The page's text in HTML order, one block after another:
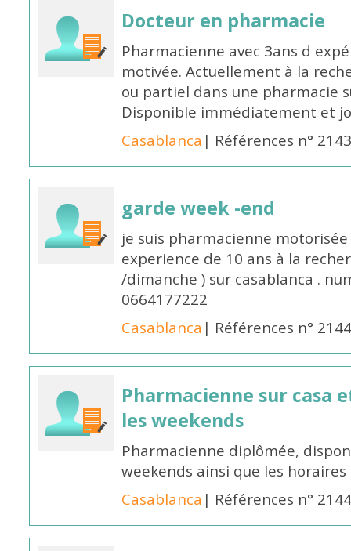
Docteur en pharmacie
Pharmacienne avec 3ans d
motivée. Actuellement à la
ou partiel dans une pharmacie
Disponible immédiatement et
Casablanca | Références n°
garde week -end
je suis pharmacienne
experience de 10 ans à la
/dimanche ) sur casablanca .
0664177222
Casablanca | Références n°
Pharmacienne sur casa
les weekends
Pharmacienne diplômée,
weekends ainsi que les
Casablanca | Références n°